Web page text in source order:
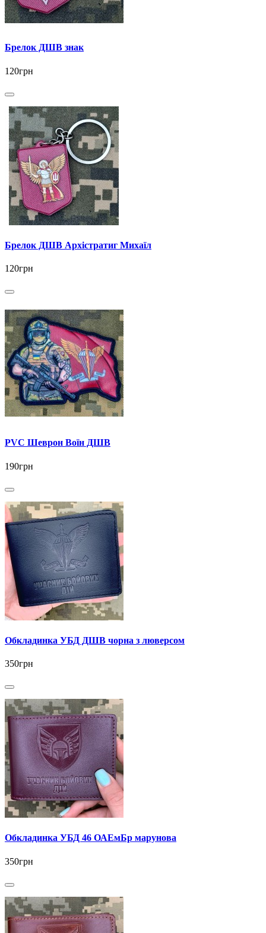
Брелок ДШВ знак
120грн
Брелок ДШВ Архістратиг Михаїл
120грн
PVC Шеврон Воїн ДШВ
190грн
Обкладинка УБД ДШВ чорна з люверсом
350грн
Обкладинка УБД 46 ОАЕмБр марунова
350грн